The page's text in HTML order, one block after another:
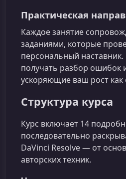
Практическая
Каждое занятие
заданиями, которые
персональный наставник.
получать разбор ошибок
ускоряющие ваш рост как
Структура курса
Курс включает 14
последовательно
DaVinci Resolve — от
авторских техник.